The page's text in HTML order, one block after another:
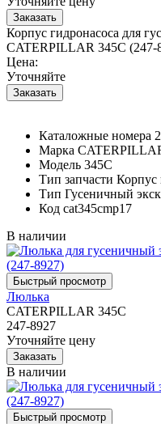
Корпус гидронасоса для
CATERPILLAR 345C (247-
Цена:
Уточняйте
Каталожные номера
Марка
Модель 345C
Тип запчасти Корпус
Тип Гусеничный
Код cat345cmp17
В наличии
Люлька
CATERPILLAR 345C
247-8927
Уточняйте цену
В наличии